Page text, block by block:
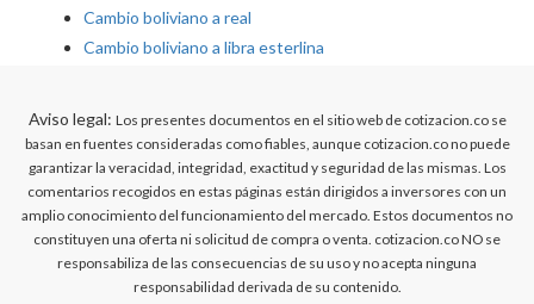
Cambio boliviano a real
Cambio boliviano a libra esterlina
Aviso legal: Los presentes documentos en el sitio web de cotizacion.co se
basan en fuentes consideradas como fiables, aunque cotizacion.co no puede
garantizar la veracidad, integridad, exactitud y seguridad de las mismas. Los
comentarios recogidos en estas páginas están dirigidos a inversores con un
amplio conocimiento del funcionamiento del mercado. Estos documentos no
constituyen una oferta ni solicitud de compra o venta. cotizacion.co NO se
responsabiliza de las consecuencias de su uso y no acepta ninguna
responsabilidad derivada de su contenido.